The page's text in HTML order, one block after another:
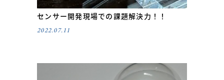
センサー開発現場での課題解決力！！
2022.07.11